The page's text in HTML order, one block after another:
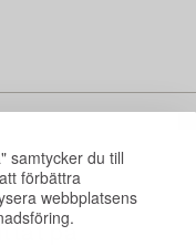
samtycker du till
förbättra
webbplatsens
på